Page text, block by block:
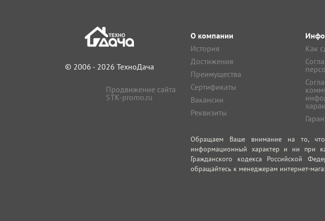
© 2006 - 2026 ТехноДача
Продвижение сайта
STK-promo.ru
О компании
История
Достижения
Преимущества
Сертификаты
Вакансии
Реквизиты
Как
Обращаем Ваше внимание на то, что
информационный характер и ни при
Гражданского кодекса Российской
обращайтесь к менеджерам интернет-